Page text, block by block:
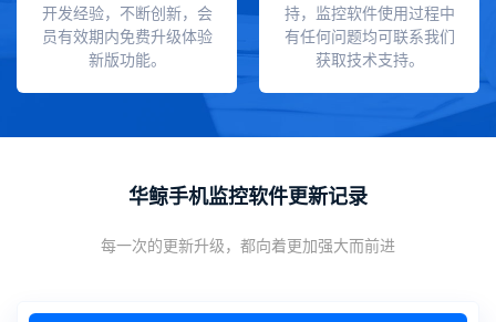
开发经验，不断创新，会
员有效期内免费升级体验
新版功能。
持，监控软件使用过程中
有任何问题均可联系我们
获取技术支持。
华鲸手机监控软件更新记录
每一次的更新升级，都向着更加强大而前进